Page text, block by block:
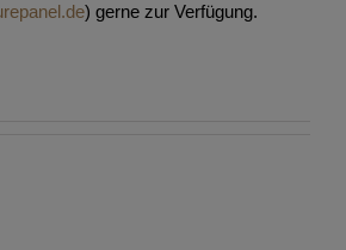
) gerne zur Verfügung.